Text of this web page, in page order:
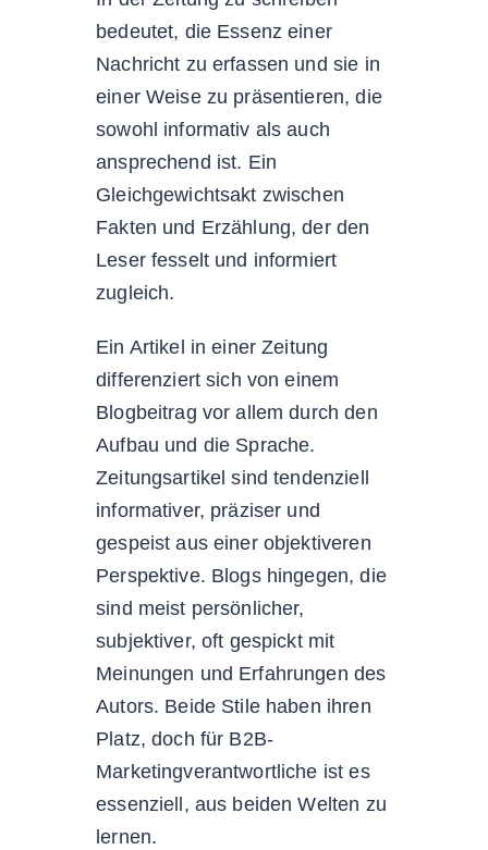
bedeutet, die Essenz einer
Nachricht zu erfassen und sie in
einer Weise zu präsentieren, die
sowohl informativ als auch
ansprechend ist. Ein
Gleichgewichtsakt zwischen
Fakten und Erzählung, der den
Leser fesselt und informiert
zugleich.
Ein Artikel in einer Zeitung
differenziert sich von einem
Blogbeitrag vor allem durch den
Aufbau und die Sprache.
Zeitungsartikel sind tendenziell
informativer, präziser und
gespeist aus einer objektiveren
Perspektive. Blogs hingegen, die
sind meist persönlicher,
subjektiver, oft gespickt mit
Meinungen und Erfahrungen des
Autors. Beide Stile haben ihren
Platz, doch für B2B-
Marketingverantwortliche ist es
essenziell, aus beiden Welten zu
lernen.